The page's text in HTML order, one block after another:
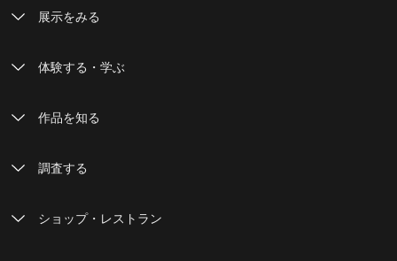
展示をみる
体験する・学ぶ
作品を知る
調査する
ショップ・レストラン